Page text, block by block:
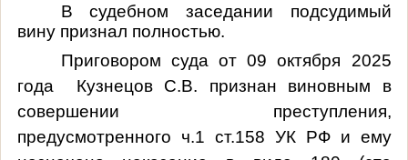
В судебном заседании подсудимый
вину признал полностью.
Приговором суда от 09 октября 2025
года Кузнецов С.В. признан виновным в
совершении преступления,
предусмотренного ч.1 ст.158 УК РФ и ему